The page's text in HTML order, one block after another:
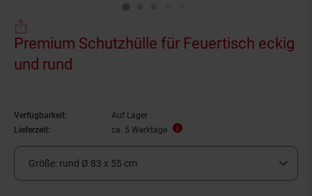
Premium Schutzhülle für Feuertisch eckig
und rund
Verfügbarkeit:
Auf Lager
Lieferzeit:
ca. 5 Werktage
Größe: rund Ø 83 x 55 cm